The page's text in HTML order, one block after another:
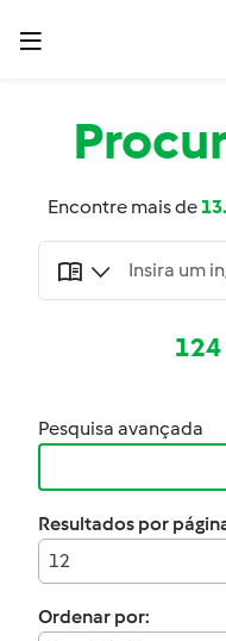
Encontre mais de
124
Pesquisa avançada
Resultados por
12
Ordenar por: